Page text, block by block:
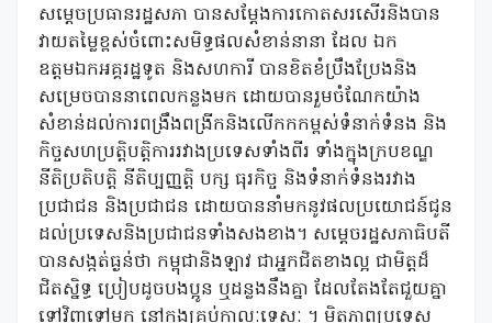
សម្តេចប្រធានរដ្ឋសភា បានសម្តែងការកោតសរសើរនិងបាន
វាយតម្លៃខ្ពស់ចំពោះសមិទ្ធផលសំខាន់នានា ដែល ឯក
ឧត្តមឯកអគ្គរដ្ឋទូត និងសហការី បានខិតខំប្រឹងប្រែងនិង
សម្រេចបាននាពេលកន្លងមក ដោយបានរួមចំណែកយ៉ាង
សំខាន់ដល់ការពង្រឹងពង្រីកនិងលើកកកម្ពស់ទំនាក់ទំនង និង
កិច្ចសហប្រត្តិបត្តិការរវាងប្រទេសទាំងពីរ ទាំងក្នុងក្របខណ្ឌ
នីតិប្រតិបត្តិ នីតិប្បញ្ញត្តិ បក្ស ធុរកិច្ច និងទំនាក់ទំនងរវាង
ប្រជាជន និងប្រជាជន ដោយបាននាំមកនូវផលប្រយោជន៍ជូន
ដល់ប្រទេសនិងប្រជាជនទាំងសងខាង។ សម្តេចរដ្ឋសភាធិបតី
បានសង្កត់ធ្ងន់ថា កម្ពុជានិងឡាវ ជាអ្នកជិតខាងល្អ ជាមិត្តដ៏
ជិតសិ្នទ្ធ ប្រៀបដូចបងប្អូន ឬដន្លងនឹងគ្នា ដែលតែងតែជួយគ្នា
ទៅវិញទៅមក នៅក្នុងគ្រប់កាលៈទេសៈ ។ មិត្តភាពប្រទេស